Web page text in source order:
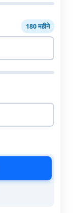
180 महीने